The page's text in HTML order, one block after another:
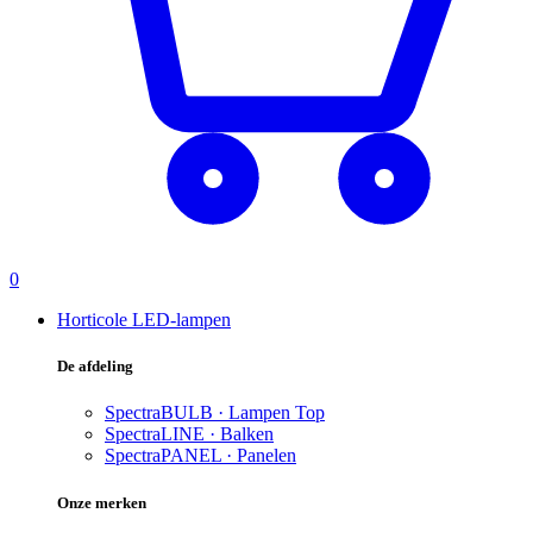
0
Horticole LED-lampen
De afdeling
SpectraBULB · Lampen Top
SpectraLINE · Balken
SpectraPANEL · Panelen
Onze merken